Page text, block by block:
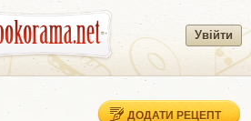
Увійти
ДОДАТИ РЕЦЕПТ